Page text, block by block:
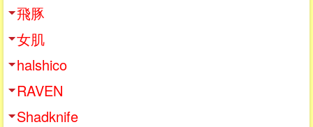
飛豚
女肌
halshico
RAVEN
Shadknife